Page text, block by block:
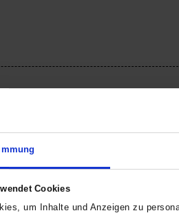
Cookies
um Inhalte und Anzeigen zu
unseres aktuellen
vorbereiten können.
um Ihnen die Suche nach